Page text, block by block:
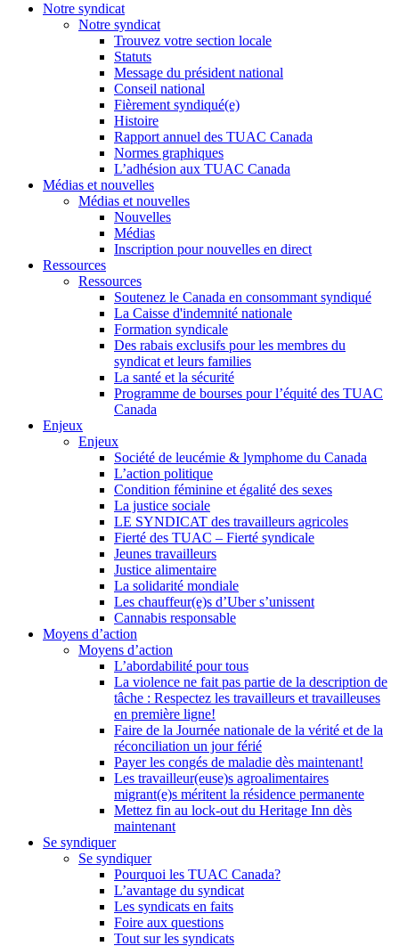
Notre syndicat
Notre syndicat
Trouvez votre section locale
Statuts
Message du président national
Conseil national
Fièrement syndiqué(e)
Histoire
Rapport annuel des TUAC Canada
Normes graphiques
L’adhésion aux TUAC Canada
Médias et nouvelles
Médias et nouvelles
Nouvelles
Médias
Inscription pour nouvelles en direct
Ressources
Ressources
Soutenez le Canada en consommant syndiqué
La Caisse d'indemnité nationale
Formation syndicale
Des rabais exclusifs pour les membres du
syndicat et leurs families
La santé et la sécurité
Programme de bourses pour l’équité des TUAC
Canada
Enjeux
Enjeux
Société de leucémie & lymphome du Canada
L’action politique
Condition féminine et égalité des sexes
La justice sociale
LE SYNDICAT des travailleurs agricoles
Fierté des TUAC – Fierté syndicale
Jeunes travailleurs
Justice alimentaire
La solidarité mondiale
Les chauffeur(e)s d’Uber s’unissent
Cannabis responsable
Moyens d’action
Moyens d’action
L’abordabilité pour tous
La violence ne fait pas partie de la description de
tâche : Respectez les travailleurs et travailleuses
en première ligne!
Faire de la Journée nationale de la vérité et de la
réconciliation un jour férié
Payer les congés de maladie dès maintenant!
Les travailleur(euse)s agroalimentaires
migrant(e)s méritent la résidence permanente
Mettez fin au lock-out du Heritage Inn dès
maintenant
Se syndiquer
Se syndiquer
Pourquoi les TUAC Canada?
L’avantage du syndicat
Les syndicats en faits
Foire aux questions
Tout sur les syndicats